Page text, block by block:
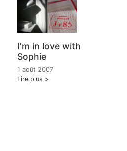
I'm in love with
Sophie
1 août 2007
Lire plus